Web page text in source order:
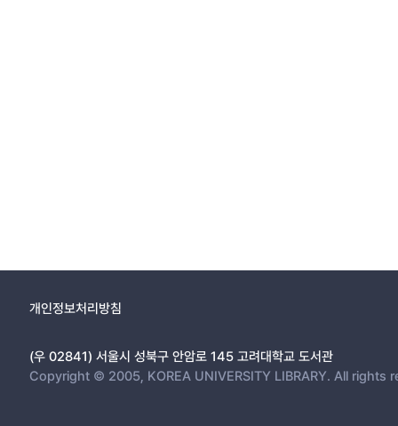
개인정보처리방침
(우 02841) 서울시 성북구 안암로 145 고려대학교 도서관
Copyright © 2005, KOREA UNIVERSITY LIBRARY. All rights